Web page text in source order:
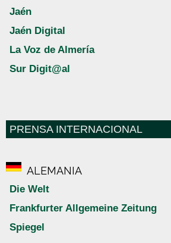
Jaén
Jaén Digital
La Voz de Almería
Sur Digit@al
PRENSA INTERNACIONAL
ALEMANIA
Die Welt
Frankfurter Allgemeine Zeitung
Spiegel